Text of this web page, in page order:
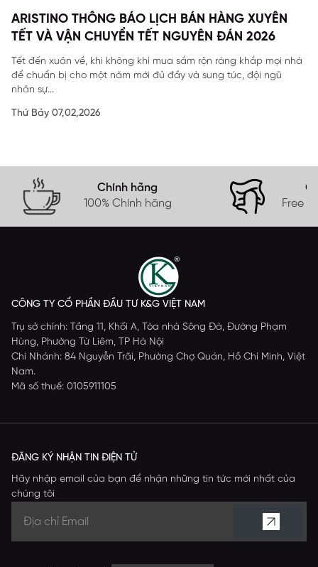
ARISTINO THÔNG BÁO LỊCH BÁN HÀNG XUYÊN
TẾT VÀ VẬN CHUYỂN TẾT NGUYÊN ĐÁN 2026
Tết đến xuân về, khi không khí mua sắm rộn ràng khắp mọi nhà
để chuẩn bị cho một năm mới đủ đầy và sung túc, đội ngũ
nhân sự...
Thứ Bảy 07,02,2026
Chính hãng
100% Chính hãng
Free
CÔNG TY CỔ PHẦN ĐẦU TƯ K&G VIỆT NAM
Trụ sở chính: Tầng 11, Khối A, Tòa nhà Sông Đà, Đường Phạm
Hùng, Phường Từ Liêm, TP Hà Nội
Chi Nhánh: 84 Nguyễn Trãi, Phường Chợ Quán, Hồ Chí Minh, Việt
Nam.
Mã số thuế: 0105911105
ĐĂNG KÝ NHẬN TIN ĐIỆN TỬ
Hãy nhập email của bạn để nhận những tin tức mới nhất của
chúng tôi